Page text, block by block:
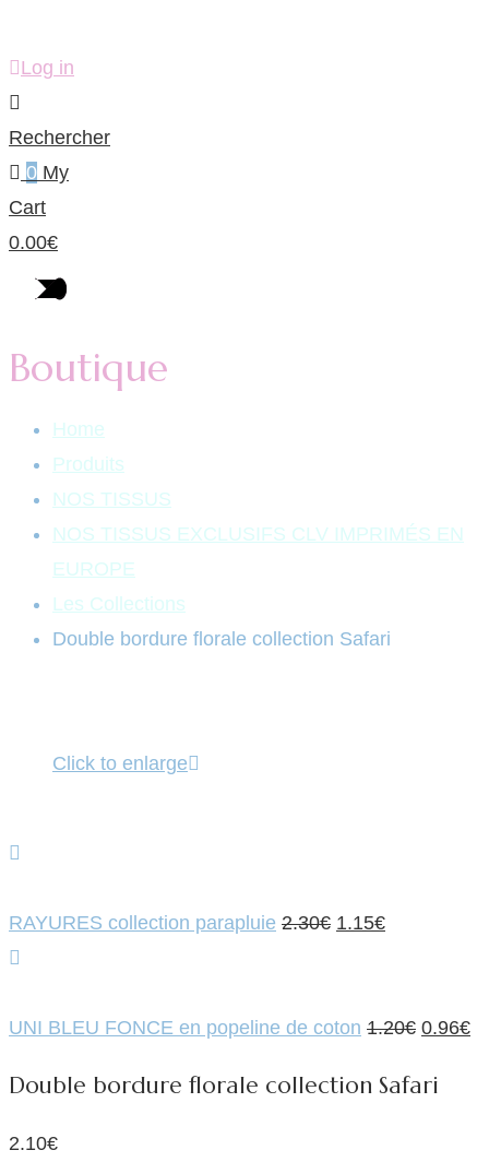
Log in
Rechercher
0 My
Cart
0.00€
Boutique
Home
Produits
NOS TISSUS
NOS TISSUS EXCLUSIFS CLV IMPRIMÉS EN
EUROPE
Les Collections
Double bordure florale collection Safari
Click to enlarge
RAYURES collection parapluie 2.30€ Le
était :
1.15€Le
est :
UNI BLEU FONCE en popeline de coton 1.20€ Le
initial
0.96€
Double bordure florale collection Safari
2.10€